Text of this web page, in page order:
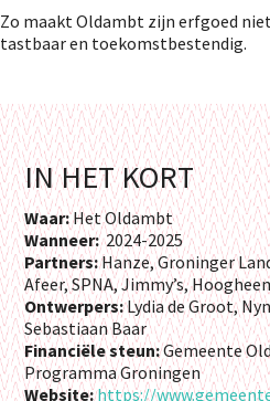
Zo maakt Oldambt zijn erfgoed
tastbaar en toekomstbestendig.
IN HET KORT
Waar:Het Oldambt
Wanneer:2024-2025
Partners:Hanze, Groninger
Afeer, SPNA, Jimmy’s,
Ontwerpers:Lydia de Groot,
Sebastiaan Baar
Financiële steun:Gemeente
Programma Groningen
Website:https://